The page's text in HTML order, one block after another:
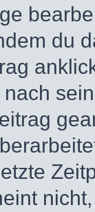
du